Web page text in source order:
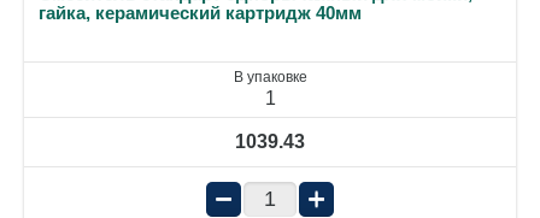
гайка, керамический картридж 40мм
В упаковке
1
1039.43
− +